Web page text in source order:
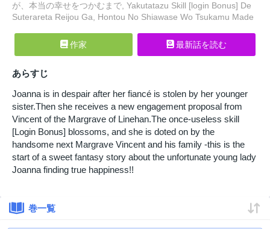
が、本当の幸せをつかむまで, Yakutatazu Skill [login Bonus] De
Suterareta Reijou Ga, Hontou No Shiawase Wo Tsukamu Made
作家 最新話を読む
あらすじ
Joanna is in despair after her fiancé is stolen by her younger
sister.Then she receives a new engagement proposal from
Vincent of the Margrave of Linehan.The once-useless skill
[Login Bonus] blossoms, and she is doted on by the
handsome next Margrave Vincent and his family -this is the
start of a sweet fantasy story about the unfortunate young lady
Joanna finding true happiness!!
巻一覧